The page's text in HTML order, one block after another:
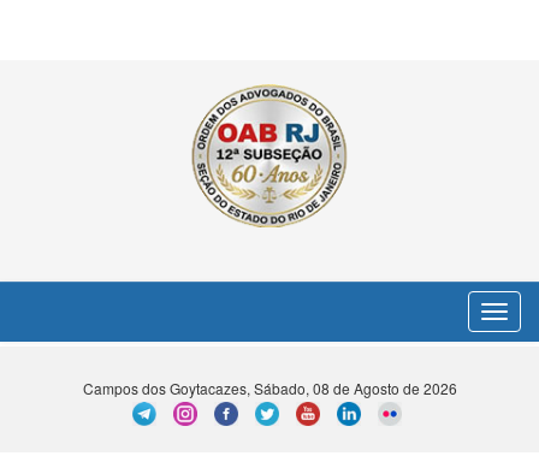
Toggle
Campos dos Goytacazes, Sábado, 08 de Agosto de 2026